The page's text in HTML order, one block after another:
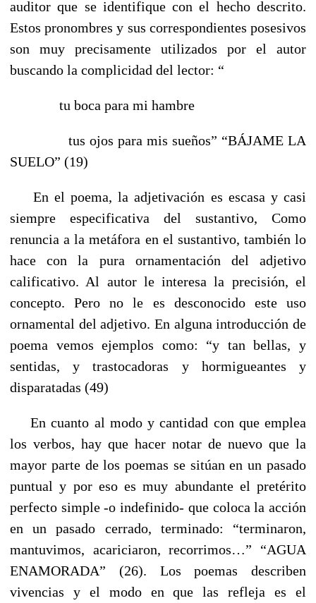
auditor que se identifique con el hecho descrito.
Estos pronombres y sus correspondientes posesivos
son muy precisamente utilizados por el autor
buscando la complicidad del lector: “
tu boca para mi hambre
tus ojos para mis sueños” “BÁJAME LA
SUELO” (19)
En el poema, la adjetivación es escasa y casi
siempre especificativa del sustantivo, Como
renuncia a la metáfora en el sustantivo, también lo
hace con la pura ornamentación del adjetivo
calificativo. Al autor le interesa la precisión, el
concepto. Pero no le es desconocido este uso
ornamental del adjetivo. En alguna introducción de
poema vemos ejemplos como: “y tan bellas, y
sentidas, y trastocadoras y hormigueantes y
disparatadas (49)
En cuanto al modo y cantidad con que emplea
los verbos, hay que hacer notar de nuevo que la
mayor parte de los poemas se sitúan en un pasado
puntual y por eso es muy abundante el pretérito
perfecto simple -o indefinido- que coloca la acción
en un pasado cerrado, terminado: “terminaron,
mantuvimos, acariciaron, recorrimos…” “AGUA
ENAMORADA” (26). Los poemas describen
vivencias y el modo en que las refleja es el